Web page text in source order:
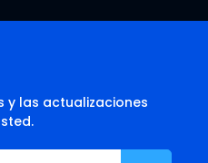
y las actualizaciones